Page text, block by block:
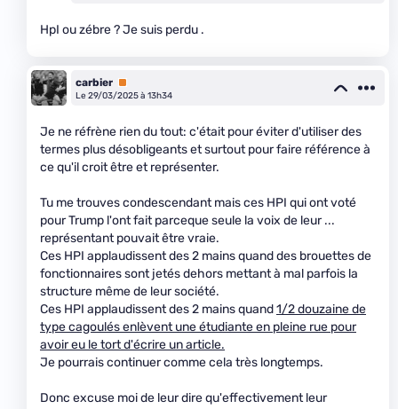
HpI ou zébre ? Je suis perdu .
carbier Premium
Le 29/03/2025 à 13h34
Je ne réfrène rien du tout: c'était pour éviter d'utiliser des
termes plus désobligeants et surtout pour faire référence à
ce qu'il croit être et représenter.
Tu me trouves condescendant mais ces HPI qui ont voté
pour Trump l'ont fait parceque seule la voix de leur ...
représentant pouvait être vraie.
Ces HPI applaudissent des 2 mains quand des brouettes de
fonctionnaires sont jetés dehors mettant à mal parfois la
structure même de leur société.
Ces HPI applaudissent des 2 mains quand1/2 douzaine de
type cagoulés enlèvent une étudiante en pleine rue pour
avoir eu le tort d'écrire un article.
Je pourrais continuer comme cela très longtemps.
Donc excuse moi de leur dire qu'effectivement leur